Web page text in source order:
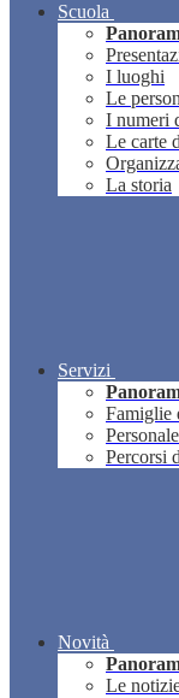
Scuola
I luoghi
Le
I numeri
Le carte
La storia
Servizi
Famiglie
Percorsi
Novità
Le